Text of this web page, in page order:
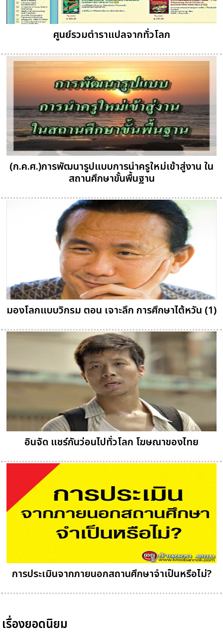
ศูนย์รวมตำราแปลจากทั่วโลก
(ก.ค.ศ.)การพัฒนารูปแบบการนำครูใหม่เข้าสู่งาน ใน
สถานศึกษาขั้นพื้นฐาน
มองโลกแบบวิกรม ตอน เจาะลึก การศึกษาไต้หวัน (1)
อินจัด แชร์กันว่อนไปทั่วโลก โฆษณาของไทย
การประเมินจากภายนอกสถานศึกษาจำเป็นหรือไม่?
เรื่องยอดนิยม